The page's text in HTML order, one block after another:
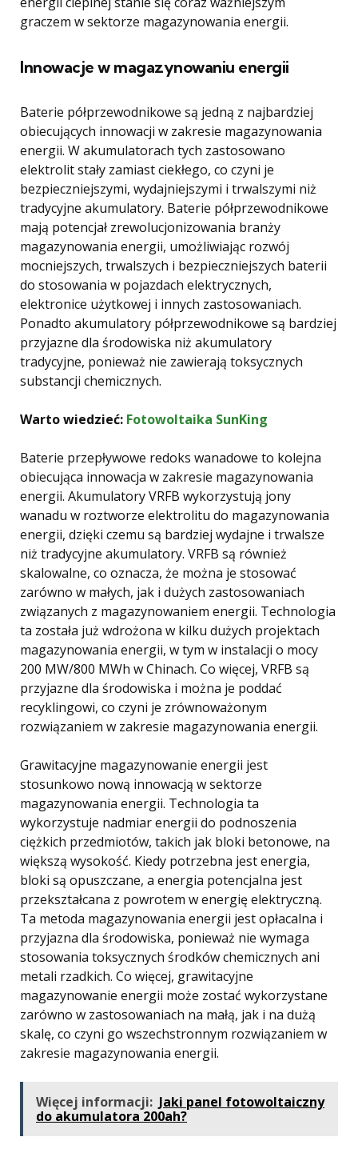
graczem w sektorze magazynowania energii.
Innowacje w magazynowaniu energii
Baterie półprzewodnikowe są jedną z najbardziej
obiecujących innowacji w zakresie magazynowania
energii. W akumulatorach tych zastosowano
elektrolit stały zamiast ciekłego, co czyni je
bezpieczniejszymi, wydajniejszymi i trwalszymi niż
tradycyjne akumulatory. Baterie półprzewodnikowe
mają potencjał zrewolucjonizowania branży
magazynowania energii, umożliwiając rozwój
mocniejszych, trwalszych i bezpieczniejszych baterii
do stosowania w pojazdach elektrycznych,
elektronice użytkowej i innych zastosowaniach.
Ponadto akumulatory półprzewodnikowe są bardziej
przyjazne dla środowiska niż akumulatory
tradycyjne, ponieważ nie zawierają toksycznych
substancji chemicznych.
Warto wiedzieć: Fotowoltaika SunKing
Baterie przepływowe redoks wanadowe to kolejna
obiecująca innowacja w zakresie magazynowania
energii. Akumulatory VRFB wykorzystują jony
wanadu w roztworze elektrolitu do magazynowania
energii, dzięki czemu są bardziej wydajne i trwalsze
niż tradycyjne akumulatory. VRFB są również
skalowalne, co oznacza, że ​​można je stosować
zarówno w małych, jak i dużych zastosowaniach
związanych z magazynowaniem energii. Technologia
ta została już wdrożona w kilku dużych projektach
magazynowania energii, w tym w instalacji o mocy
200 MW/800 MWh w Chinach. Co więcej, VRFB są
przyjazne dla środowiska i można je poddać
recyklingowi, co czyni je zrównoważonym
rozwiązaniem w zakresie magazynowania energii.
Grawitacyjne magazynowanie energii jest
stosunkowo nową innowacją w sektorze
magazynowania energii. Technologia ta
wykorzystuje nadmiar energii do podnoszenia
ciężkich przedmiotów, takich jak bloki betonowe, na
większą wysokość. Kiedy potrzebna jest energia,
bloki są opuszczane, a energia potencjalna jest
przekształcana z powrotem w energię elektryczną.
Ta metoda magazynowania energii jest opłacalna i
przyjazna dla środowiska, ponieważ nie wymaga
stosowania toksycznych środków chemicznych ani
metali rzadkich. Co więcej, grawitacyjne
magazynowanie energii może zostać wykorzystane
zarówno w zastosowaniach na małą, jak i na dużą
skalę, co czyni go wszechstronnym rozwiązaniem w
zakresie magazynowania energii.
Więcej informacji: Jaki panel fotowoltaiczny
do akumulatora 200ah?